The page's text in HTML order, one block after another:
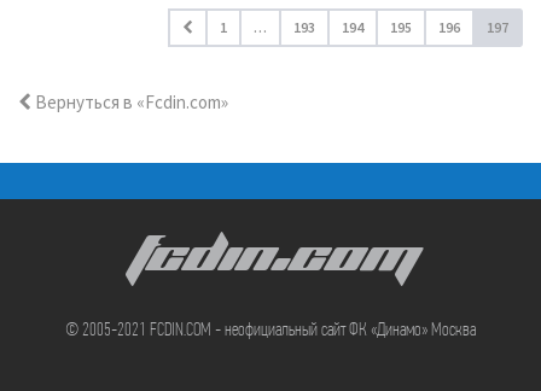
1 … 193 194 195 196 197
Вернуться в «Fcdin.com»
FCDIN.COM
© 2005-2021 FCDIN.COM - неофициальный сайт ФК «Динамо» Москва